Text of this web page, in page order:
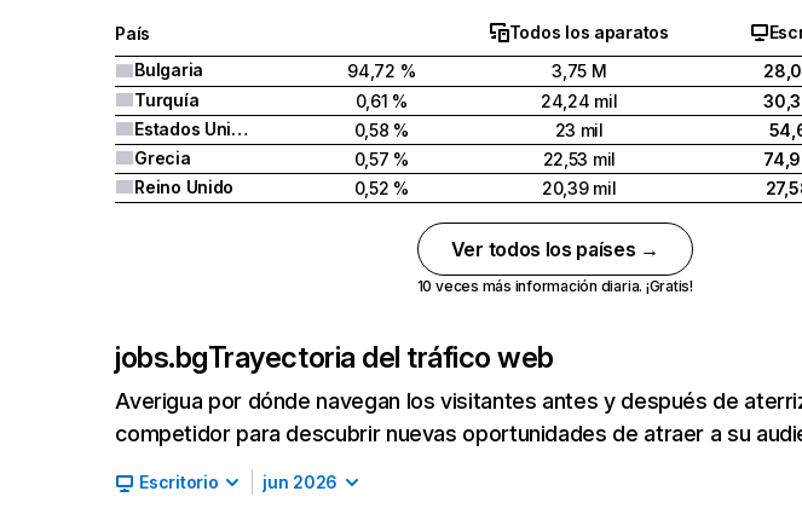
País Todos los aparatos
Bulgaria
94,72 % 3,75 M
Turquía
0,61 % 24,24 mil
Estados Unidos
0,58 % 23 mil
Grecia
0,57 % 22,53 mil
Reino Unido
0,52 % 20,39 mil
Ver todos los países →
10 veces más información diaria. ¡Gratis!
jobs.bgTrayectoria del tráfico web
Averigua por dónde navegan los visitantes antes y después de
competidor para descubrir nuevas oportunidades de atraer a su
Escritorio jun 2026